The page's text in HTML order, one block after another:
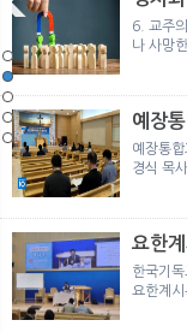
노르웨이 재판이
정통의 가면을 쓴
일본 통일교, 해산
여호와의 증인 2
「현대종교」, 주님
노르웨이 재판이
정통의 가면을 쓴
6. 교주
나 사망
예장
회 탈
예장통
경식 목
요한
한국기
요한계